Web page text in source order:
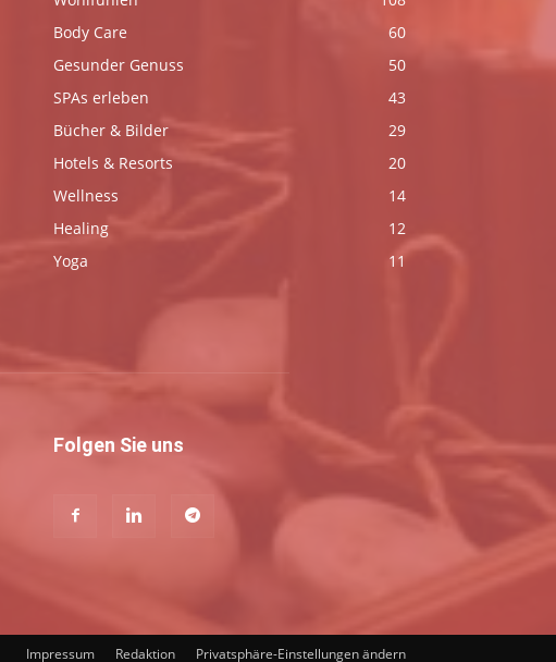
Body Care
60
Gesunder Genuss
50
SPAs erleben
43
Bücher & Bilder
29
Hotels & Resorts
20
Wellness
14
Healing
12
Yoga
11
Folgen Sie uns
Impressum Redaktion Privatsphäre-Einstellungen ändern